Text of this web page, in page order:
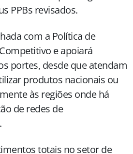
PPBs revisados.
com a Política de
e apoiará
portes, desde que atendam
produtos nacionais ou
às regiões onde há
de redes de
totais no setor de